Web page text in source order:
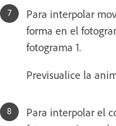
Para interpolar
forma en el
fotograma 1.
Previsualice la
Para interpolar el